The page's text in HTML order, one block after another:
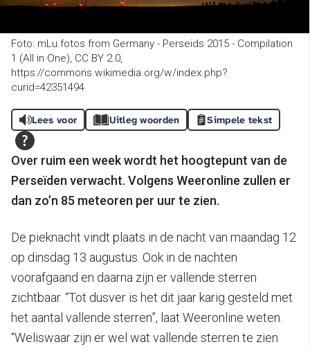
Foto: mLu.fotos from Germany - Perseids 2015 - Compilation
1 (All in One), CC BY 2.0,
https://commons.wikimedia.org/w/index.php?
curid=42351494
Lees voor Uitleg woorden Simpele tekst
Over ruim een week wordt het hoogtepunt van de
Perseïden verwacht. Volgens Weeronline zullen er
dan zo’n 85 meteoren per uur te zien.
De pieknacht vindt plaats in de nacht van maandag 12
op dinsdag 13 augustus. Ook in de nachten
voorafgaand en daarna zijn er vallende sterren
zichtbaar. “Tot dusver is het dit jaar karig gesteld met
het aantal vallende sterren”, laat Weeronline weten.
“Weliswaar zijn er wel wat vallende sterren te zien